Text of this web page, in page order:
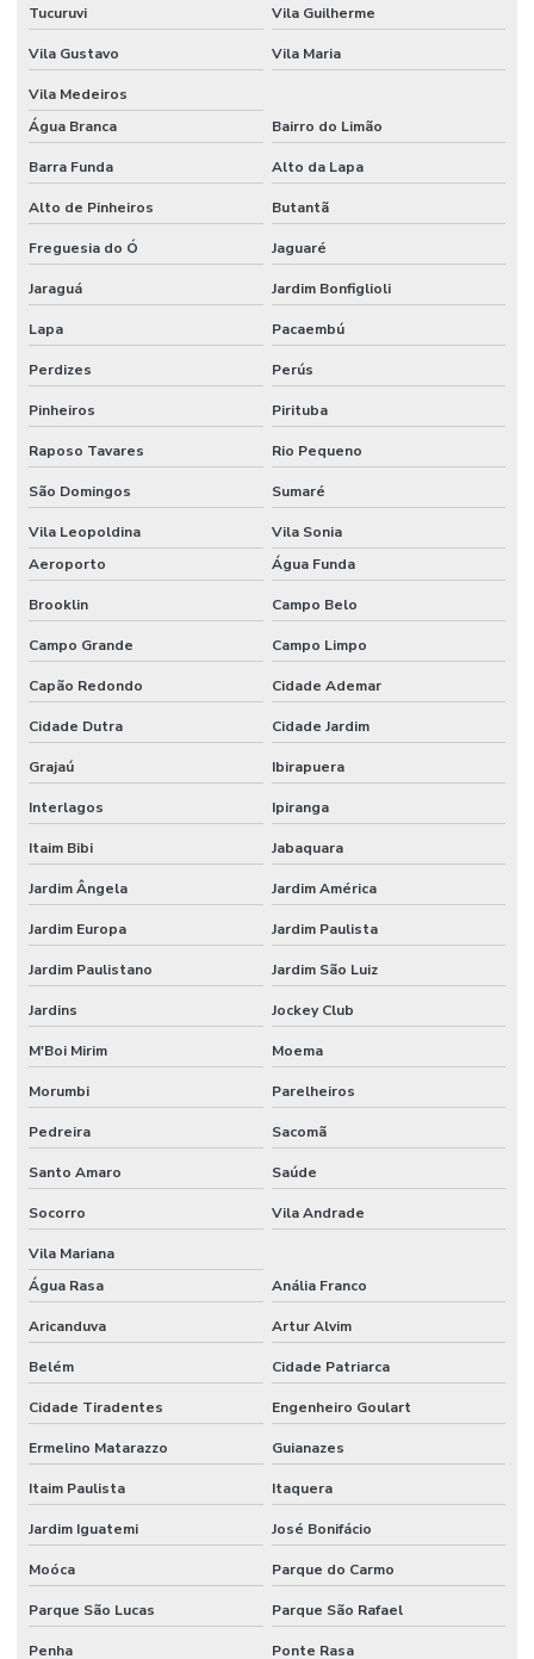
Destilador de nitrogênio preço
Dispensador para laboratório
Dispensador laboratório de química
Dispensador de líquidos
Dispensador de líquidos para laboratório
Distribuidor wheaton
Eletrodo de ph
Eletrodo de ph preço
Equipamentos cromatográficos
Equipamentos para laboratório de química
Equipamentos de laboratório de química banho maria
Espátula para laboratório
Espátula para laboratório de química
Espectrofotômetro análise de água
Espectrofotômetro comprar
Estufa de secagem digital
Estufa de secagem digital para laboratório
Estufa de secagem para laboratório
Fábrica de vidraria para laboratório
Fabricante de vidrarias para laboratório
Filtro de seringa
Fornecedores de materiais para laboratório
Forno para laboratório
Forno mufla
Forno mufla preço
Frasco bod
Frasco Erlenmeyer graduado
Frasco lavador de gases tipo drechsel
Frasco reagente graduado tampa azul preço
Frasco reagente com tampa de rosca
Frasco roller
Frasco roux
Freezer para laboratório
Tucuruvi Vila Guilherme
Vila Gustavo Vila Maria
Vila Medeiros
Água Branca
Bairro do Limão
Barra Funda Alto da Lapa
Alto de Pinheiros Butantã
Freguesia do Ó Jaguaré
Jaraguá Jardim Bonfiglioli
Lapa Pacaembú
Perdizes Perús
Pinheiros Pirituba
Raposo Tavares Rio Pequeno
São Domingos Sumaré
Vila Leopoldina
Vila Sonia
Aeroporto
Água Funda
Brooklin Campo Belo
Campo Grande Campo Limpo
Capão Redondo Cidade Ademar
Cidade Dutra Cidade Jardim
Grajaú Ibirapuera
Interlagos Ipiranga
Itaim Bibi Jabaquara
Jardim Ângela Jardim América
Jardim Europa Jardim Paulista
Jardim Paulistano Jardim São Luiz
Jardins Jockey Club
M'Boi Mirim Moema
Morumbi Parelheiros
Pedreira Sacomã
Santo Amaro Saúde
Socorro Vila Andrade
Vila Mariana
Água Rasa
Anália Franco
Aricanduva Artur Alvim
Belém Cidade Patriarca
Cidade Tiradentes Engenheiro Goulart
Ermelino Matarazzo Guianazes
Itaim Paulista Itaquera
Jardim Iguatemi José Bonifácio
Moóca Parque do Carmo
Parque São Lucas Parque São Rafael
Penha Ponte Rasa